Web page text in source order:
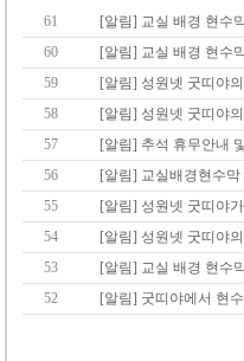
61
[알림] 교실 배경 현수
60
[알림] 교실 배경 현수
59
[알림] 성원넷 굿띠야
58
[알림] 성원넷 굿띠야
57
[알림] 추석 휴무안내
56
[알림] 교실배경현수
55
[알림] 성원넷 굿띠야
54
[알림] 성원넷 굿띠야
53
[알림] 교실 배경 현수
52
[알림] 굿띠야에서 현